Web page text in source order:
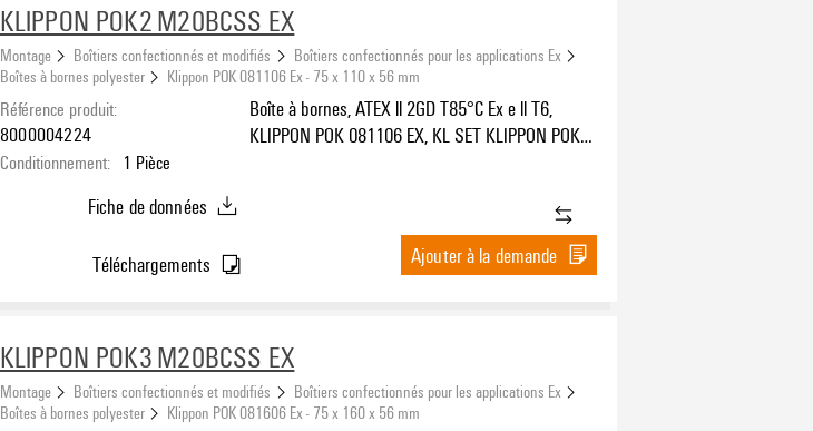
KLIPPON POK2 M20BCSS EX
Montage Boîtiers confectionnés et modifiés
Boîtiers confectionnés pour les applications Ex
Boîtes à bornes polyester
Klippon POK 081106 Ex - 75 x 110 x 56 mm
Référence produit:
8000004224
Conditionnement: 1 Pièce
Boîte à bornes, ATEX ll 2GD T85°C Ex e ll T6,
KLIPPON POK 081106 EX, KL SET KLIPPON POK2
Fiche de données
Téléchargements Ajouter à la demande
KLIPPON POK3 M20BCSS EX
Montage Boîtiers confectionnés et modifiés
Boîtiers confectionnés pour les applications Ex
Boîtes à bornes polyester
Klippon POK 081606 Ex - 75 x 160 x 56 mm